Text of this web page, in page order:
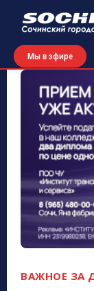
Мы в эфире
ВАЖНОЕ ЗА